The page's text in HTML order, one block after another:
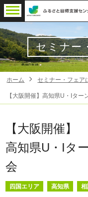
セミナー
ホーム セミナー・フェア
【大阪開催】高知県U・Iタ
【大阪開催】
高知県U・Iタ
会
四国エリア 高知県